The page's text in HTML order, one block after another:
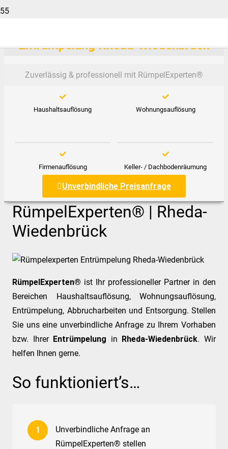
Entrümpelung Rheda-Wiedenbrück
Zuverlässig & professionell mit RümpelExperten®️
Haushaltsauflösung Wohnungsauflösung
Firmenauflösung Keller- / Dachbodenräumung
Unverbindliche Preisanfrage
RümpelExperten® | Rheda-
Wiedenbrück
RümpelExperten® ist Ihr professioneller Partner in den
Bereichen Haushaltsauflösung, Wohnungsauflösung,
Entrümpelung, Abbrucharbeiten und Entsorgung. Stellen
Sie uns eine unverbindliche Anfrage zu Ihrem Vorhaben
bzw. Ihrer Entrümpelung in Rheda-Wiedenbrück. Wir
helfen Ihnen gerne.
So funktioniert’s…
Unverbindliche Anfrage an
RümpelExperten® stellen